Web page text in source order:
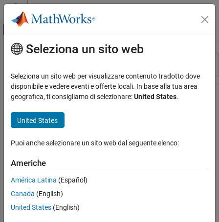
Vai al contenuto
Attiva/disattiva menu di navigazione
Risorsa
Stato
Contenuto principale
Seleziona un sito web
Seleziona un sito web per visualizzare contenuto tradotto dove
disponibile e vedere eventi e offerte locali. In base alla tua area
geografica, ti consigliamo di selezionare:United States.
United States
Puoi anche selezionare un sito web dal seguente elenco:
Americhe
América Latina (Español)
Canada (English)
United States (English)